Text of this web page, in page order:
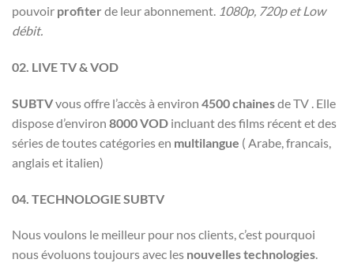
pouvoir profiter de leur abonnement. 1080p, 720p et Low
débit.
02. LIVE TV & VOD
SUBTVvous offre l’accès à environ 4500 chainesde TV . Elle
dispose d’environ 8000 VOD incluant des films récent et des
séries de toutes catégories en multilangue ( Arabe, francais,
anglais et italien)
04. TECHNOLOGIE SUBTV
Nous voulons le meilleur pour nos clients, c’est pourquoi
nous évoluons toujours avec les nouvelles technologies.